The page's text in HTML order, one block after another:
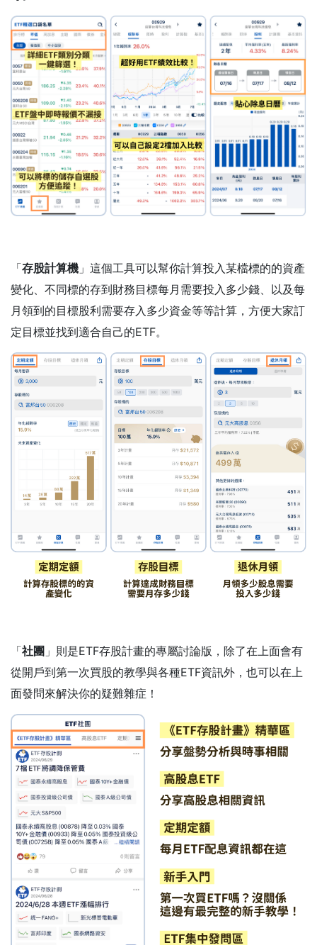
「存股計算機 」這個工具可以幫你計算投入某檔標的的資產
變化、不同標的存到財務目標每月需要投入多少錢、以及每
月領到的目標股利需要存入多少資金等等計算，方便大家訂
定目標並找到適合自己的ETF。
「社團 」則是ETF存股計畫的專屬討論版，除了在上面會有
從開戶到第一次買股的教學與各種ETF資訊外，也可以在上
面發問來解決你的疑難雜症！